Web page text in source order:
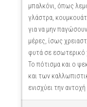
μπαλκόνι, όπως
γλάστρα,
για να μην
μέρες, ίσως
φυτά σε εσωτερικό
Το πότισμα και ο
και των
ενισχύει την